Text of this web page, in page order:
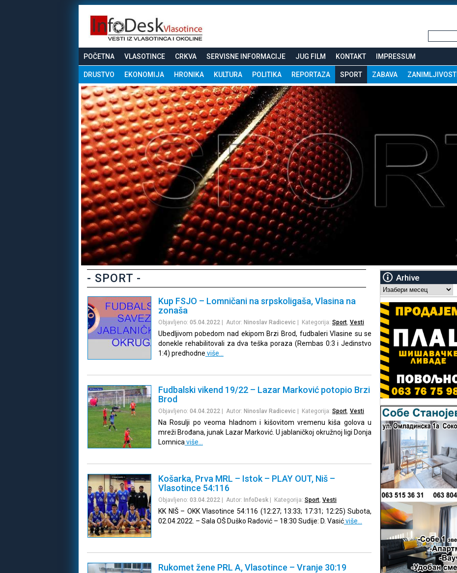
POČETNA VLASOTINCE CRKVA SERVISNE INFORMACIJE JUG FILM KONTAKT IMPRESSUM
DRUSTVO EKONOMIJA HRONIKA KULTURA POLITIKA REPORTAZA SPORT ZABAVA ZANIMLJIVOSTI
- SPORT -
Kup FSJO – Lomničani na srpskoligaša, Vlasina na
zonaša
Objavljeno: 05.04.2022 | Autor: Ninoslav Radicevic | Kategorija: Sport, Vesti
Ubedljivom pobedom nad ekipom Brzi Brod, fudbaleri Vlasine su se
donekle rehabilitovali za dva teška poraza (Rembas 0:3 i Jedinstvo
1:4) predhodne više…
Fudbalski vikend 19/22 – Lazar Marković potopio Brzi
Brod
Objavljeno: 04.04.2022 | Autor: Ninoslav Radicevic | Kategorija: Sport, Vesti
Na Rosulji po veoma hladnom i kišovitom vremenu kiša golova u
mreži Brođana, junak Lazar Marković. U jablaničkoj okružnoj ligi Donja
Lomnica više…
Košarka, Prva MRL – Istok – PLAY OUT, Niš –
Vlasotince 54:116
Objavljeno: 03.04.2022| Autor: InfoDesk| Kategorija: Sport, Vesti
KK NIŠ – OKK Vlasotince 54:116 (12:27; 13:33; 17:31; 12:25) Subota,
02.04.2022. – Sala OŠ Duško Radović – 18:30 Sudije: D. Vasićviše…
Rukomet žene PRL A, Vlasotince – Vranje 30:19
Arhive
Arhive